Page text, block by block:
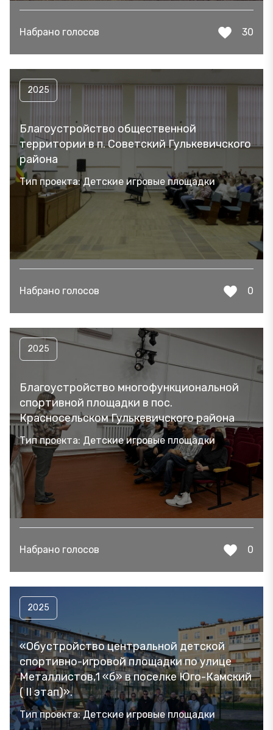
Набрано голосов 30
2025
Благоустройство общественной
территории в п. Советский Гулькевичского
района
Тип проекта: Детские игровые площадки
Набрано голосов 0
2025
Благоустройство многофункциональной
спортивной площадки в пос.
Красносельском Гулькевичского района
Тип проекта: Детские игровые площадки
Набрано голосов 0
2025
«Обустройство центральной детской
спортивно-игровой площадки по улице
Металлистов,1 «б» в поселке Юго-Камский
( II этап)».
Тип проекта: Детские игровые площадки